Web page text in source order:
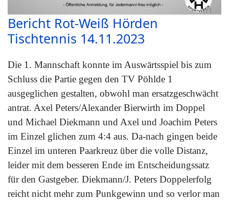
Bericht Rot-Weiß Hörden
Tischtennis 14.11.2023
Die 1. Mannschaft konnte im Auswärtsspiel bis zum
Schluss die Partie gegen den TV Pöhlde 1
ausgeglichen gestalten, obwohl man ersatzgeschwächt
antrat. Axel Peters/Alexander Bierwirth im Doppel
und Michael Diekmann und Axel und Joachim Peters
im Einzel glichen zum 4:4 aus. Da-nach gingen beide
Einzel im unteren Paarkreuz über die volle Distanz,
leider mit dem besseren Ende im Entscheidungssatz
für den Gastgeber. Diekmann/J. Peters Doppelerfolg
reicht nicht mehr zum Punkgewinn und so verlor man